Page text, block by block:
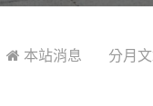
 本站消息 分月